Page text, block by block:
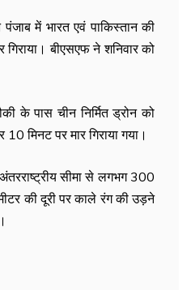
में भारत एवं पाकिस्तान की
बीएसएफ ने शनिवार को
के पास चीन निर्मित ड्रोन को
मिनट पर मार गिराया गया।
सीमा से लगभग 300
की दूरी पर काले रंग की उड़ने